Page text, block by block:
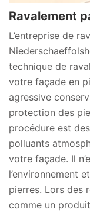
Ravalement
L’entreprise de
technique de
votre façade en
agressive
protection des
procédure est
polluants
votre façade. Il
l’environnement
pierres. Lors des
comme un